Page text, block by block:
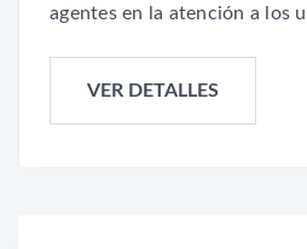
agentes en la atención a los
VER DETALLES